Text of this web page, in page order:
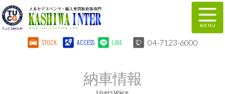
STOCK ACCESS LINE 04-7123-6000
納車情報
Users Voice